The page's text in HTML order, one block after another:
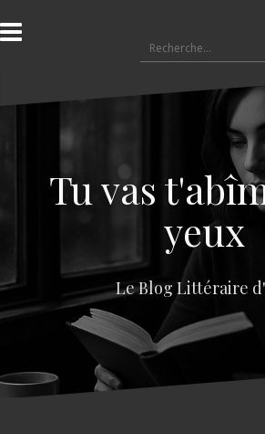
l
a
e
e
Tu vas
yeux
Le Blog Littéraire